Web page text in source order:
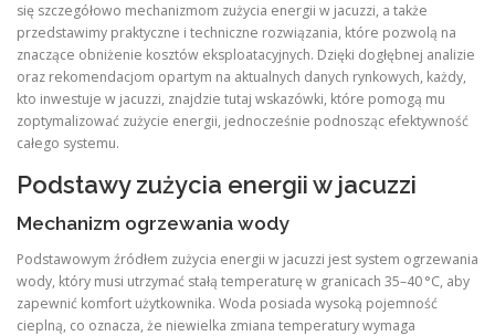
się szczegółowo mechanizmom zużycia energii w jacuzzi, a także
przedstawimy praktyczne i techniczne rozwiązania, które pozwolą na
znaczące obniżenie kosztów eksploatacyjnych. Dzięki dogłębnej analizie
oraz rekomendacjom opartym na aktualnych danych rynkowych, każdy,
kto inwestuje w jacuzzi, znajdzie tutaj wskazówki, które pomogą mu
zoptymalizować zużycie energii, jednocześnie podnosząc efektywność
całego systemu.
Podstawy zużycia energii w jacuzzi
Mechanizm ogrzewania wody
Podstawowym źródłem zużycia energii w jacuzzi jest system ogrzewania
wody, który musi utrzymać stałą temperaturę w granicach 35–40 °C, aby
zapewnić komfort użytkownika. Woda posiada wysoką pojemność
cieplną, co oznacza, że niewielka zmiana temperatury wymaga